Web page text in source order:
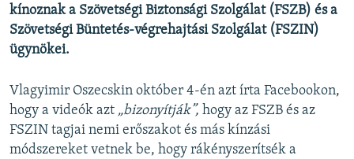
kínoznak a Szövetségi Biztonsági Szolgálat (FSZB) és a
Szövetségi Büntetés-végrehajtási Szolgálat (FSZIN)
ügynökei.
Vlagyimir Oszecskin október 4-én azt írta Facebookon,
hogy a videók azt „bizonyítják”, hogy az FSZB és az
FSZIN tagjai nemi erőszakot és más kínzási
módszereket vetnek be, hogy rákényszerítsék a